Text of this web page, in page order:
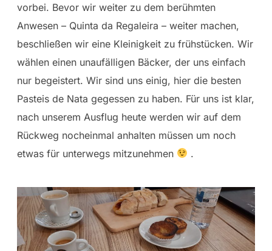
vorbei. Bevor wir weiter zu dem berühmten
Anwesen – Quinta da Regaleira – weiter machen,
beschließen wir eine Kleinigkeit zu frühstücken. Wir
wählen einen unaufälligen Bäcker, der uns einfach
nur begeistert. Wir sind uns einig, hier die besten
Pasteis de Nata gegessen zu haben. Für uns ist klar,
nach unserem Ausflug heute werden wir auf dem
Rückweg nocheinmal anhalten müssen um noch
etwas für unterwegs mitzunehmen
.